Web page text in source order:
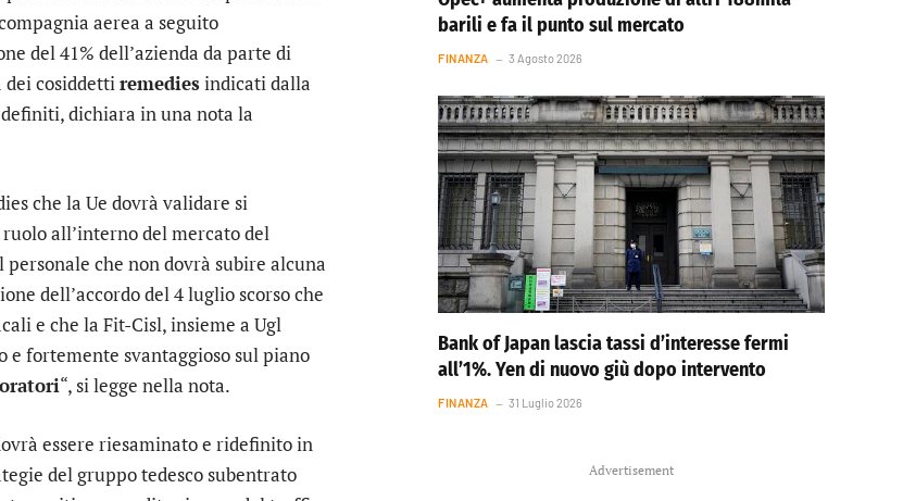
aerea a seguito
del 41% dell’azienda da parte di
cosiddettiremediesindicati dalla
dichiara in una nota la
che la Ue dovrà validare si
all’interno del mercato del
che non dovrà subire alcuna
dell’accordo del 4 luglio scorso che
e che la Fit-Cisl, insieme a Ugl
fortemente svantaggioso sul piano
“, si legge nella nota.
essere riesaminato e ridefinito in
del gruppo tedesco subentrato
barili e fa il punto sul mercato
FINANZA 3 Agosto 2026
Bank of Japan lascia tassi d’interesse fermi
all’1%. Yen di nuovo giù dopo intervento
FINANZA 31 Luglio 2026
Advertisement